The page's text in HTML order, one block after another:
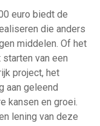
euro biedt de
die anders
middelen. Of het
van een
project, het
aan geleend
kansen en groei.
lening van deze